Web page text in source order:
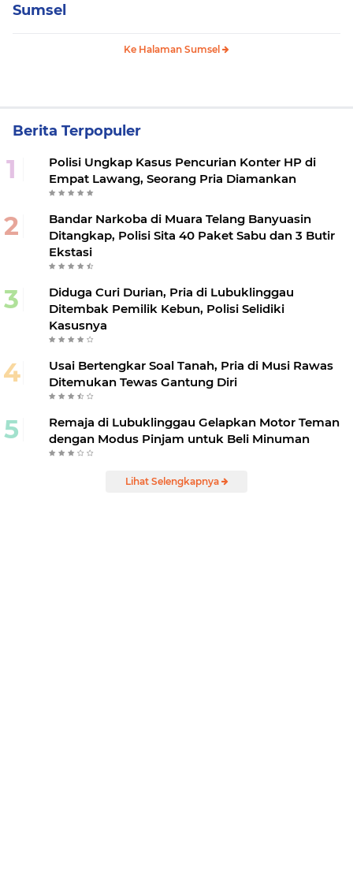
Sumsel
Ke Halaman Sumsel
Berita Terpopuler
Polisi Ungkap Kasus Pencurian Konter HP di
Empat Lawang, Seorang Pria Diamankan
Bandar Narkoba di Muara Telang Banyuasin
Ditangkap, Polisi Sita 40 Paket Sabu dan 3 Butir
Ekstasi
Diduga Curi Durian, Pria di Lubuklinggau
Ditembak Pemilik Kebun, Polisi Selidiki
Kasusnya
Usai Bertengkar Soal Tanah, Pria di Musi Rawas
Ditemukan Tewas Gantung Diri
Remaja di Lubuklinggau Gelapkan Motor Teman
dengan Modus Pinjam untuk Beli Minuman
Lihat Selengkapnya